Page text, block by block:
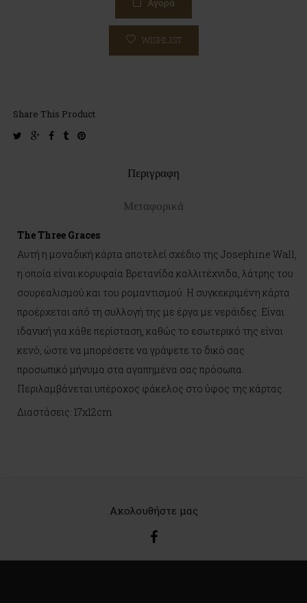
Αγορά
WISHLIST
Share This Product
twittergoogle-facebook
tumblrpinterest
Περιγραφη
Μεταφορικά
The Three Graces
Αυτή η μοναδική κάρτα αποτελεί σχέδιο της Josephine Wall,
η οποία είναι κορυφαία Βρετανίδα καλλιτέχνιδα, λάτρης του
σουρεαλισμού και του ρομαντισμού. Η συγκεκριμένη κάρτα
προέρχεται από τη συλλογή της με έργα με νεράιδες. Είναι
ιδανική για κάθε περίσταση, καθώς το εσωτερικό της είναι
κενό, ώστε να μπορέσετε να γράψετε το δικό σας
προσωπικό μήνυμα στα αγαπημένα σας πρόσωπα.
Περιλαμβάνεται υπέροχος φάκελος στο ύφος της κάρτας.
Διαστάσεις: 17x12cm
Ακολουθήστε μας